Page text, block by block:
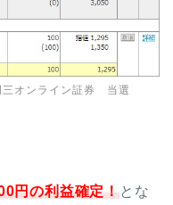
オンライン証券 当選
円の利益確定！とな